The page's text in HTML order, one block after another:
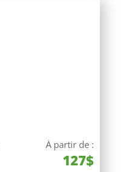
À partir de :
127$